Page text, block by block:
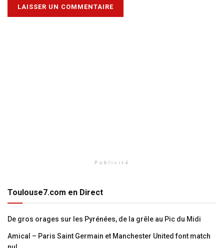
Publicité
Toulouse7.com en Direct
De gros orages sur les Pyrénées, de la grêle au Pic du Midi
Amical – Paris Saint Germain et Manchester United font match